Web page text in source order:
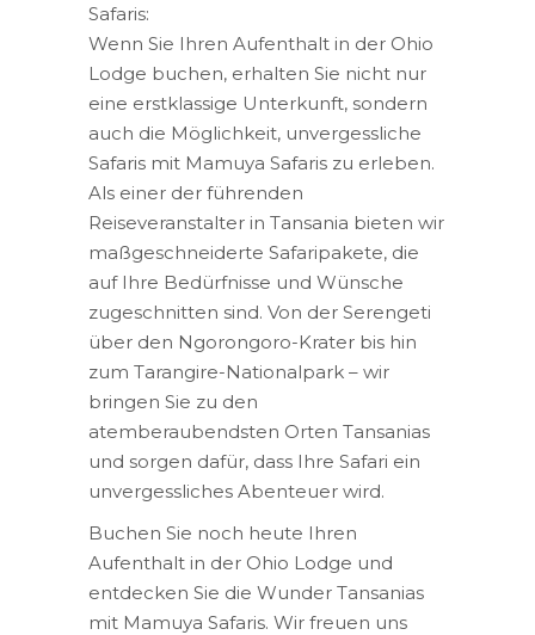
Safaris:
Wenn Sie Ihren Aufenthalt in der Ohio
Lodge buchen, erhalten Sie nicht nur
eine erstklassige Unterkunft, sondern
auch die Möglichkeit, unvergessliche
Safaris mit Mamuya Safaris zu erleben.
Als einer der führenden
Reiseveranstalter in Tansania bieten wir
maßgeschneiderte Safaripakete, die
auf Ihre Bedürfnisse und Wünsche
zugeschnitten sind. Von der Serengeti
über den Ngorongoro-Krater bis hin
zum Tarangire-Nationalpark – wir
bringen Sie zu den
atemberaubendsten Orten Tansanias
und sorgen dafür, dass Ihre Safari ein
unvergessliches Abenteuer wird.
Buchen Sie noch heute Ihren
Aufenthalt in der Ohio Lodge und
entdecken Sie die Wunder Tansanias
mit Mamuya Safaris. Wir freuen uns